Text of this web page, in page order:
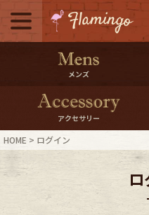
メニュー
500pt
10％
ログイン・会員登録
メンズ
アクセサリー
HOME ログイン
ロ